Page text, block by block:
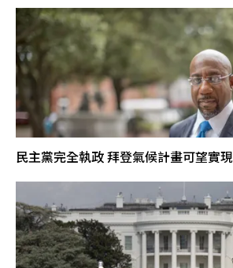
民主黨完全執政 拜登氣候計畫可望實現